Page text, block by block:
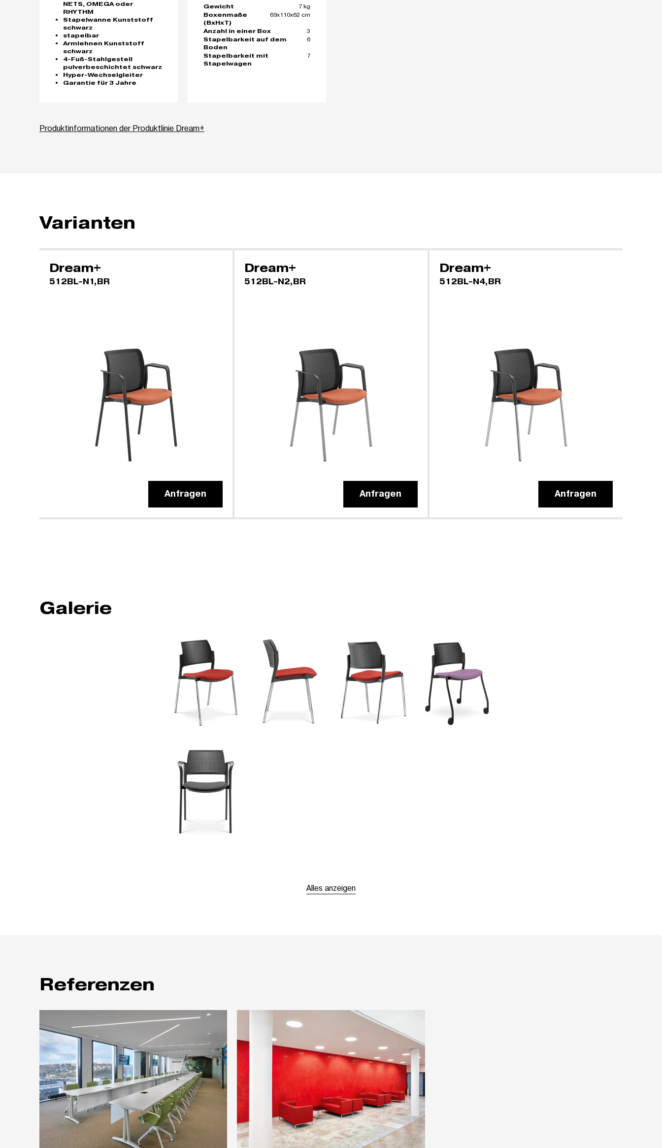
NETS, OMEGA oder
RHYTHM
Stapelwanne Kunststoff
schwarz
stapelbar
Armlehnen Kunststoff
schwarz
4-Fuß-Stahlgestell
pulverbeschichtet schwarz
Hyper-Wechselgleiter
Garantie für 3 Jahre
Gewicht
7 kg
Boxenmaße
(BxHxT)
69x110x62 cm
Anzahl in einer Box
3
Stapelbarkeit auf dem
Boden
6
Stapelbarkeit mit
Stapelwagen
7
Produktinformationen der Produktlinie Dream+
Varianten
Dream+
512BL-N1,BR
Anfragen
Dream+
512BL-N2,BR
Anfragen
Dream+
512BL-N4,BR
Anfragen
Galerie
Alles anzeigen
Referenzen